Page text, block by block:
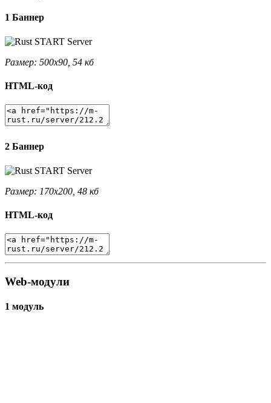
1 Баннер
Размер: 500x90, 54 кб
HTML-код
2 Баннер
Размер: 170x200, 48 кб
HTML-код
Web-модули
1 модуль